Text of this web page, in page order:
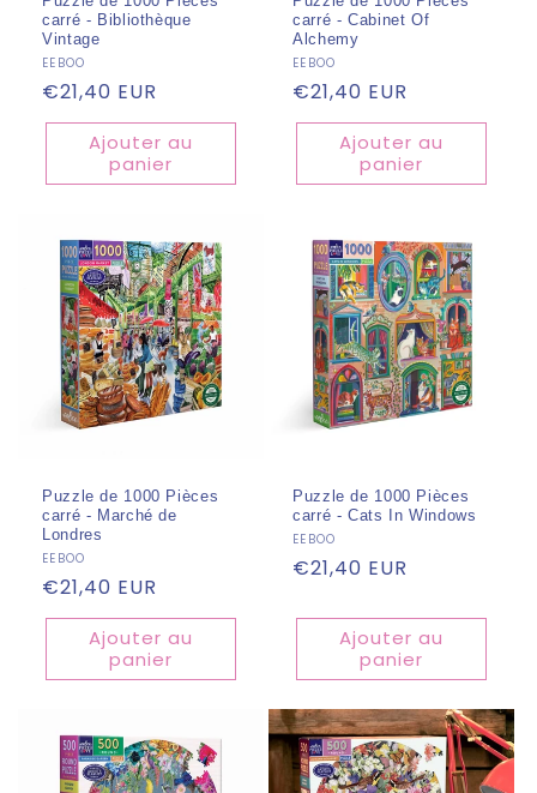
carré - Bibliothèque
Vintage
Fournisseur :
EEBOO
Prix
habituel
€21,40 EUR
Ajouter au
panier
carré - Cabinet Of
Alchemy
Fournisseur :
EEBOO
Prix
habituel
€21,40 EUR
Ajouter au
panier
Puzzle de 1000 Pièces
carré - Marché de
Londres
Fournisseur :
EEBOO
Prix
habituel
€21,40 EUR
Ajouter au
panier
Puzzle de 1000 Pièces
carré - Cats In Windows
Fournisseur :
EEBOO
Prix
€21,40 EUR
Ajouter au
panier